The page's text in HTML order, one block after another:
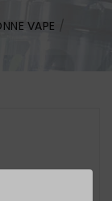
VAPE